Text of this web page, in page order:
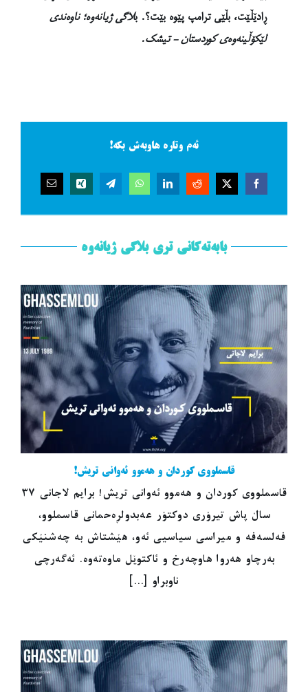
ڕادێڵێت، بڵێی ترامپ پێوە بێت؟. بلاگی ژیانەوە؛ ناوەندی
لێکۆڵینەوەی کوردستان – تیشک.
ئەم وتارە هاوبەش بکە!
بابەتەکانی تری بلاگی ژیانەوە
قاسملووی کوردان و هەموو ئەوانی تریش!
قاسملووی کوردان و هەموو ئەوانی تریش! برایم لاجانی ٣٧
ساڵ پاش تیرۆری دوکتۆر عەبدولڕەحمانی قاسملوو،
فەلسەفە و میراسی سیاسیی ئەو، هێشتاش بە چەشنێکی
بەرچاو هەروا هاوچەرخ و ئاکتوێل ماوەتەوە. ئەگەرچی
ناوبراو [...]